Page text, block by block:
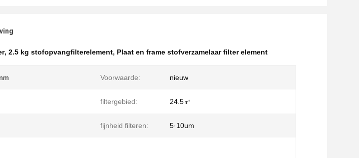
, 2.5 kg stofopvangfilterelement, Plaat en frame stofverzamelaar filter element
Voorwaarde: nieuw
filtergebied: 24.5㎡
fijnheid filteren: 5·10um